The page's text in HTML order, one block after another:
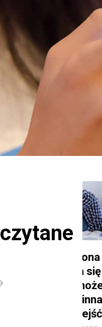
A może po